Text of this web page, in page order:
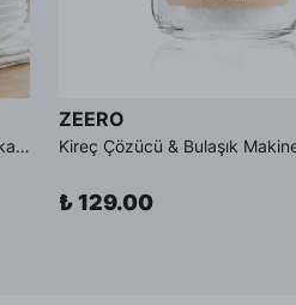
Doğal Bulaşık Makinesi Deterjanı (50 Yıkama)
ZEERO
₺ 129.00